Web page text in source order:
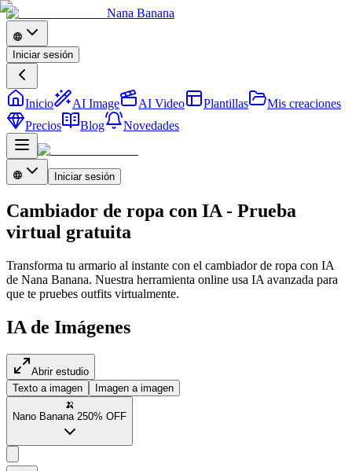
Nana Banana
Iniciar sesión
Inicio AI Image AI Video Plantillas
Mis creaciones
Precios
Blog Novedades
Iniciar sesión
Cambiador de ropa con IA - Prueba
virtual gratuita
Transforma tu armario al instante con el cambiador de ropa con IA
de Nana Banana. Nuestra herramienta online usa IA avanzada para
que te pruebes outfits virtualmente.
IA de Imágenes
Abrir estudio
Texto a imagen
Imagen a imagen
🍌
Nano Banana 250% OFF